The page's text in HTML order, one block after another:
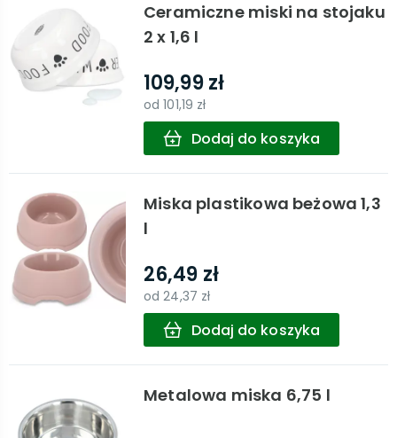
Ceramiczne miski na stojaku
2 x 1,6 l
109,99 zł
od101,19 zł
Dodaj do koszyka
Miska plastikowa beżowa 1,3
l
26,49 zł
od24,37 zł
Dodaj do koszyka
Metalowa miska 6,75 l